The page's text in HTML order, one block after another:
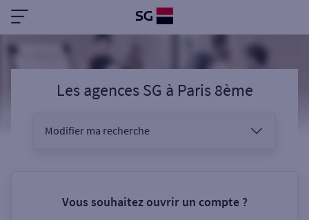
Les agences SG à Paris 8ème
Modifier ma recherche
Vous souhaitez ouvrir un compte ?